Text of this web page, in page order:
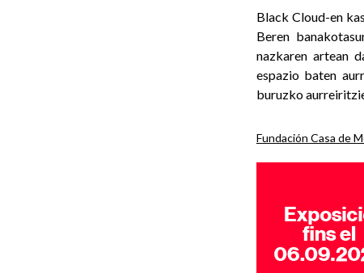
Black Cloud-en
Beren
nazkaren artean
espazio baten
buruzko
Fundación Casa de